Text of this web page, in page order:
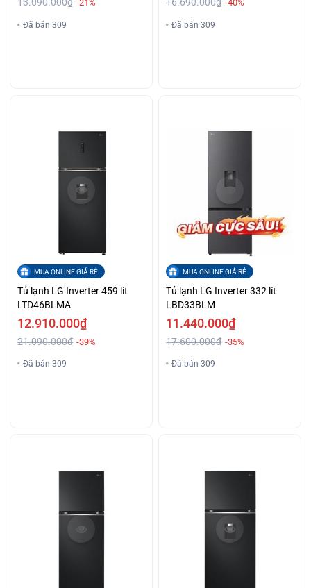
13.090.000₫ -21%
Đã bán 309
16.690.000₫ -40%
Đã bán 309
MUA ONLINE GIÁ RẺ
Tủ lạnh LG Inverter 459 lít
LTD46BLMA
12.910.000₫
21.090.000₫ -39%
Đã bán 309
MUA ONLINE GIÁ RẺ
Tủ lạnh LG Inverter 332 lít
LBD33BLM
11.440.000₫
17.600.000₫ -35%
Đã bán 309